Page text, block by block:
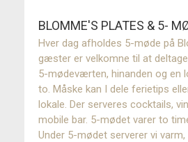
BLOMME'S PLATES & 5-
Hver dag afholdes 5-møde på
gæster er velkomne til at
5-mødeværten, hinanden og en
to. Måske kan I dele ferietips
lokale. Der serveres cocktails,
mobile bar. 5-mødet varer to
Under 5-mødet serverer vi